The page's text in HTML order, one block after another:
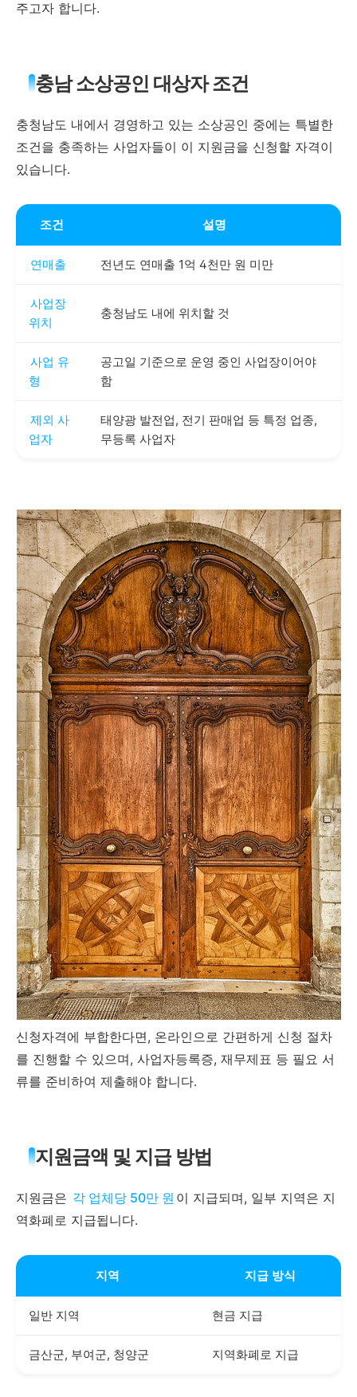
주고자 합니다.
충남 소상공인 대상자 조건
충청남도 내에서 경영하고 있는 소상공인 중에는 특별한
조건을 충족하는 사업자들이 이 지원금을 신청할 자격이
있습니다.
조건 설명
연매출 전년도 연매출 1억 4천만 원 미만
사업장
위치
충청남도 내에 위치할 것
사업 유
형
공고일 기준으로 운영 중인 사업장이어야
함
제외 사
업자
태양광 발전업, 전기 판매업 등 특정 업종,
무등록 사업자
신청자격에 부합한다면, 온라인으로 간편하게 신청 절차
를 진행할 수 있으며, 사업자등록증, 재무제표 등 필요 서
류를 준비하여 제출해야 합니다.
지원금액 및 지급 방법
지원금은 각 업체당 50만 원 이 지급되며, 일부 지역은 지
역화폐로 지급됩니다.
지역 지급 방식
일반 지역 현금 지급
금산군, 부여군, 청양군 지역화폐로 지급